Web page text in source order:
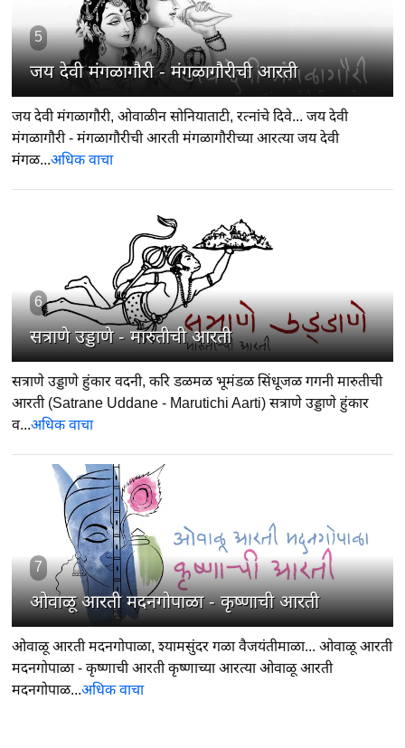
5
जय देवी मंगळागौरी - मंगळागौरीची आरती
जय देवी मंगळागौरी, ओवाळीन सोनियाताटी, रत्नांचे दिवे... जय देवी
मंगळागौरी - मंगळागौरीची आरती मंगळागौरीच्या आरत्या जय देवी
मंगळ...अधिक वाचा
6
सत्राणे उड्डाणे - मारुतीची आरती
सत्राणे उड्डाणे हुंकार वदनी, करि डळमळ भूमंडळ सिंधूजळ गगनी मारुतीची
आरती (Satrane Uddane - Marutichi Aarti) सत्राणे उड्डाणे हुंकार
व...अधिक वाचा
7
ओवाळू आरती मदनगोपाळा - कृष्णाची आरती
ओवाळू आरती मदनगोपाळा, श्यामसुंदर गळा वैजयंतीमाळा... ओवाळू आरती
मदनगोपाळा - कृष्णाची आरती कृष्णाच्या आरत्या ओवाळू आरती
मदनगोपाळ...अधिक वाचा